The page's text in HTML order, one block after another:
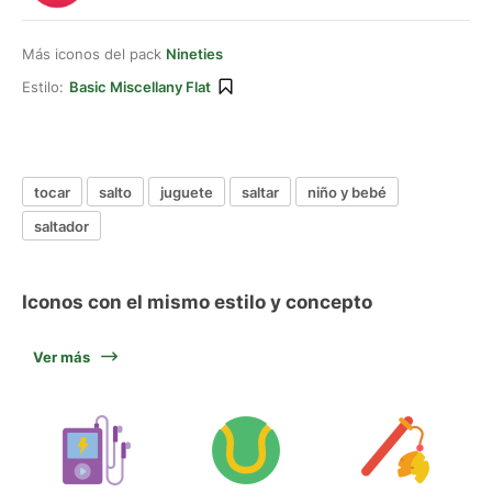
Más iconos del pack Nineties
Estilo: Basic Miscellany Flat
tocar salto juguete saltar
niño y bebé
saltador
Iconos con el mismo estilo y concepto
Ver más